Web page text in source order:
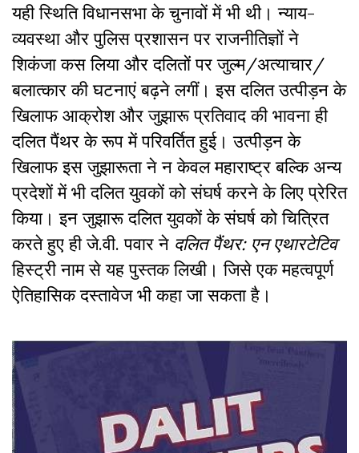
यही स्थिति विधानसभा के चुनावों में भी थी। न्याय-
व्यवस्था और पुलिस प्रशासन पर राजनीतिज्ञों ने
शिकंजा कस लिया और दलितों पर जुल्म/अत्याचार/
बलात्कार की घटनाएं बढ़ने लगीं। इस दलित उत्पीड़न के
खिलाफ आक्रोश और जुझारू प्रतिवाद की भावना ही
दलित पैंथर के रूप में परिवर्तित हुई। उत्पीड़न के
खिलाफ इस जुझारूता ने न केवल महाराष्ट्र बल्कि अन्य
प्रदेशों में भी दलित युवकों को संघर्ष करने के लिए प्रेरित
किया। इन जुझारू दलित युवकों के संघर्ष को चित्रित
करते हुए ही जे.वी. पवार ने दलित पैंथर: एन एथारटेटिव
हिस्ट्री नाम से यह पुस्तक लिखी। जिसे एक महत्वपूर्ण
ऐतिहासिक दस्तावेज भी कहा जा सकता है।